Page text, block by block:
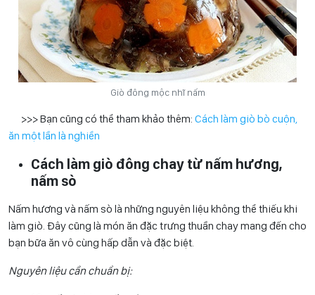
Giò đông mộc nhĩ nấm
>>> Bạn cũng có thể tham khảo thêm: Cách làm giò bò cuộn,
ăn một lần là nghiền
Cách làm giò đông chay từ nấm hương,
nấm sò
Nấm hương và nấm sò là những nguyên liệu không thể thiếu khi
làm giò. Đây cũng là món ăn đặc trưng thuần chay mang đến cho
bạn bữa ăn vô cùng hấp dẫn và đặc biệt.
Nguyên liệu cần chuẩn bị: